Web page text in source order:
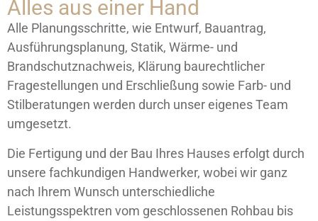
Alles aus einer Hand
Alle Planungsschritte, wie Entwurf, Bauantrag,
Ausführungsplanung, Statik, Wärme- und
Brandschutznachweis, Klärung baurechtlicher
Fragestellungen und Erschließung sowie Farb- und
Stilberatungen werden durch unser eigenes Team
umgesetzt.
Die Fertigung und der Bau Ihres Hauses erfolgt durch
unsere fachkundigen Handwerker, wobei wir ganz
nach Ihrem Wunsch unterschiedliche
Leistungsspektren vom geschlossenen Rohbau bis